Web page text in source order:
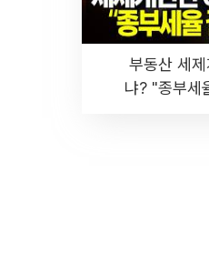
부동산 세
냐? "종부세